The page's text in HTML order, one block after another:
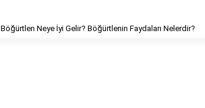
Böğürtlen Neye İyi Gelir? Böğürtlenin Faydaları Nelerdir?